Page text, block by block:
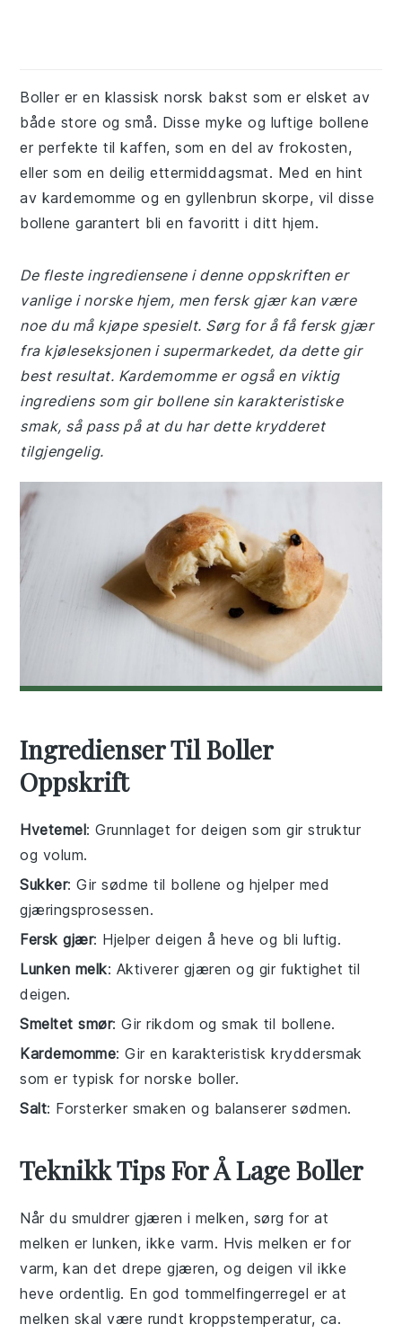
Boller er en klassisk norsk bakst som er elsket av
både store og små. Disse myke og luftige bollene
er perfekte til kaffen, som en del av frokosten,
eller som en deilig ettermiddagsmat. Med en hint
av kardemomme og en gyllenbrun skorpe, vil disse
bollene garantert bli en favoritt i ditt hjem.
De fleste ingrediensene i denne oppskriften er
vanlige i norske hjem, men fersk gjær kan være
noe du må kjøpe spesielt. Sørg for å få fersk gjær
fra kjøleseksjonen i supermarkedet, da dette gir
best resultat. Kardemomme er også en viktig
ingrediens som gir bollene sin karakteristiske
smak, så pass på at du har dette krydderet
tilgjengelig.
Ingredienser Til Boller
Oppskrift
Hvetemel: Grunnlaget for deigen som gir struktur
og volum.
Sukker: Gir sødme til bollene og hjelper med
gjæringsprosessen.
Fersk gjær: Hjelper deigen å heve og bli luftig.
Lunken melk: Aktiverer gjæren og gir fuktighet til
deigen.
Smeltet smør: Gir rikdom og smak til bollene.
Kardemomme: Gir en karakteristisk kryddersmak
som er typisk for norske boller.
Salt: Forsterker smaken og balanserer sødmen.
Teknikk Tips For Å Lage Boller
Når du smuldrergjæren i melken, sørg for at
melken er lunken, ikke varm. Hvis melken er for
varm, kan det drepe gjæren, og deigen vil ikke
heve ordentlig. En god tommelfingerregel er at
melken skal være rundt kroppstemperatur, ca.